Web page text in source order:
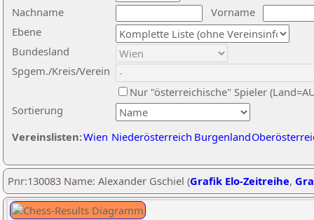
Nachname
Vorname
Ebene
Sortierung
Bundesland
Spgem./Kreis/Verein
Nur "österreichische" Spieler
Vereinslisten:Wien Niederösterreich Burgenland
Pnr:130083 Name: Alexander Gschiel (Grafik Elo-Zeitreihe,